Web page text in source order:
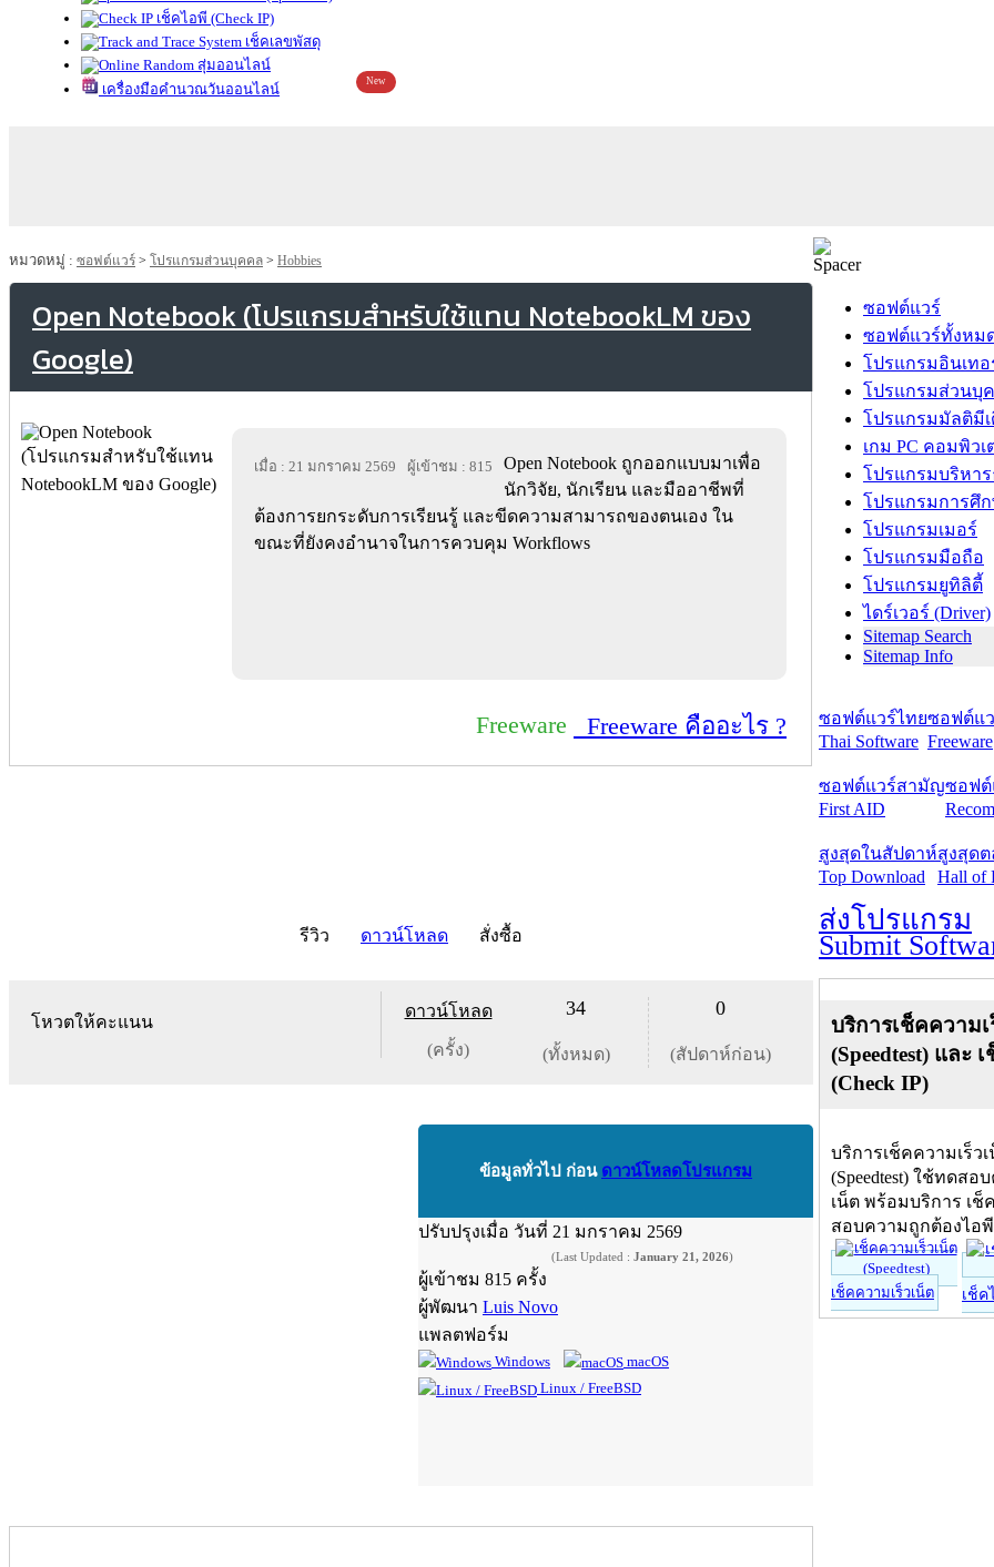
เช็คไอพี (Check IP)
เช็คเลขพัสดุ
สุ่มออนไลน์
เครื่องมือคำนวณวันออนไลน์
New
หมวดหมู่ : ซอฟต์แวร์ > โปรแกรมส่วนบุคคล > Hobbies
Open Notebook (โปรแกรมสำหรับใช้แทน NotebookLM ของ
Google)
เมื่อ : 21 มกราคม 2569 ผู้เข้าชม : 815
Open Notebook ถูกออกแบบมาเพื่อ
นักวิจัย, นักเรียน และมืออาชีพที่
ต้องการยกระดับการเรียนรู้ และขีดความสามารถของตนเอง ใน
ขณะที่ยังคงอำนาจในการควบคุม Workflows
Freeware Freeware คืออะไร ?
รีวิว ดาวน์โหลด สั่งซื้อ
โหวตให้คะแนน
ดาวน์โหลด
(ครั้ง)
34
(ทั้งหมด)
0
(สัปดาห์ก่อน)
ข้อมูลทั่วไป ก่อน ดาวน์โหลดโปรแกรม
ปรับปรุงเมื่อ วันที่ 21 มกราคม 2569
(Last Updated : January 21, 2026)
ผู้เข้าชม 815 ครั้ง
ผู้พัฒนา Luis Novo
แพลตฟอร์ม
Windows
macOS
Linux / FreeBSD
ซอฟต์แวร์
ซอฟต์แวร์ทั้งหม
โปรแกรมอินเทอ
โปรแกรมส่วนบุ
โปรแกรมมัลติมีเ
เกม PC คอมพิวเ
โปรแกรมบริหา
โปรแกรมการศึ
โปรแกรมเมอร์
โปรแกรมมือถือ
โปรแกรมยูทิลิตี้
ไดร์เวอร์ (Driver)
Sitemap Search
Sitemap Info
ซอฟต์แวร์ไทย
Thai Software
ซอฟต์แ
Freeware
ซอฟต์แวร์สามัญ
First AID
ซอฟต์
สูงสุดในสัปดาห์
Top Download
สูงสุด
Hall of
ส่งโปรแกรม
Submit
บริการเช็คความเ
(Speedtest) และ
(Check IP)
บริการเช็คความเร็ว
(Speedtest) ใช้ทดสอ
เน็ต พร้อมบริการ เช็
สอบความถูกต้องไอ
เช็คความเร็วเน็ต เช็ค